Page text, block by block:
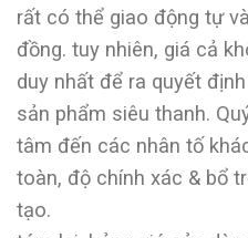
rất có thể giao động tự
đồng. tuy nhiên, giá cả
duy nhất để ra quyết
sản phẩm siêu thanh.
tâm đến các nhân tố
toàn, độ chính xác & bổ
tạo.